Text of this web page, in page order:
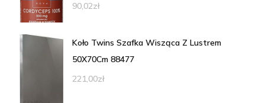
90,02zł
Koło Twins Szafka Wisząca Z Lustrem
50X70Cm 88477
221,00zł